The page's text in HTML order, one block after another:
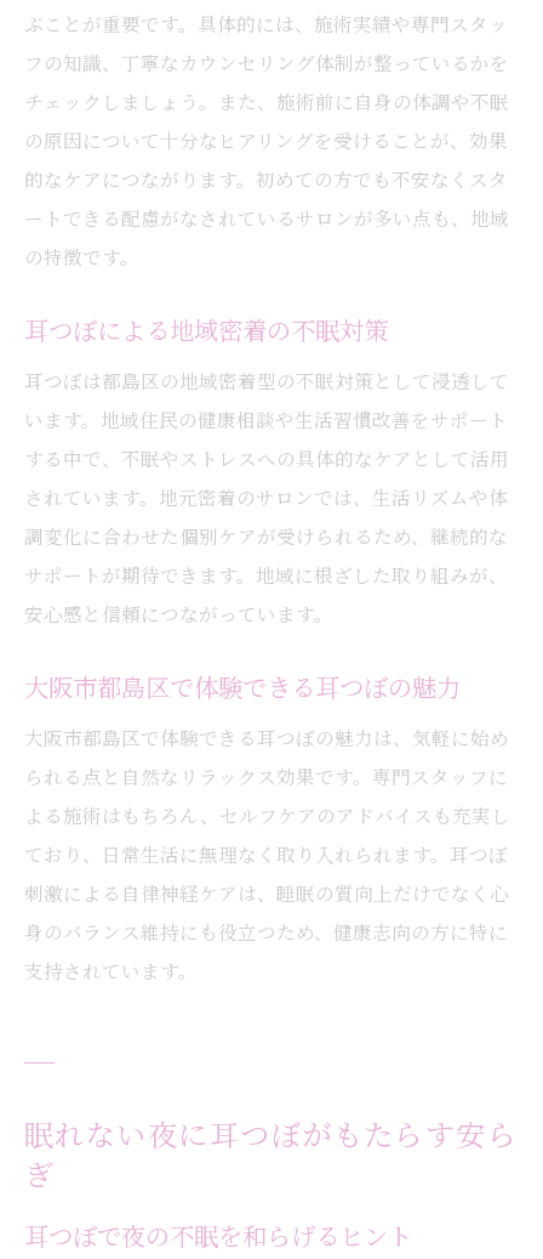
ぶことが重要です。具体的には、施術実績や専門スタッ
フの知識、丁寧なカウンセリング体制が整っているかを
チェックしましょう。また、施術前に自身の体調や不眠
の原因について十分なヒアリングを受けることが、効果
的なケアにつながります。初めての方でも不安なくスタ
ートできる配慮がなされているサロンが多い点も、地域
の特徴です。
耳つぼによる地域密着の不眠対策
耳つぼは都島区の地域密着型の不眠対策として浸透して
います。地域住民の健康相談や生活習慣改善をサポート
する中で、不眠やストレスへの具体的なケアとして活用
されています。地元密着のサロンでは、生活リズムや体
調変化に合わせた個別ケアが受けられるため、継続的な
サポートが期待できます。地域に根ざした取り組みが、
安心感と信頼につながっています。
大阪市都島区で体験できる耳つぼの魅力
大阪市都島区で体験できる耳つぼの魅力は、気軽に始め
られる点と自然なリラックス効果です。専門スタッフに
よる施術はもちろん、セルフケアのアドバイスも充実し
ており、日常生活に無理なく取り入れられます。耳つぼ
刺激による自律神経ケアは、睡眠の質向上だけでなく心
身のバランス維持にも役立つため、健康志向の方に特に
支持されています。
眠れない夜に耳つぼがもたらす安ら
ぎ
耳つぼで夜の不眠を和らげるヒント